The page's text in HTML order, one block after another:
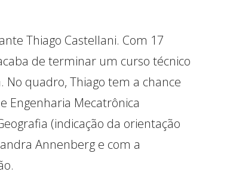
Thiago Castellani. Com 17
de terminar um curso técnico
No quadro, Thiago tem a chance
Engenharia Mecatrônica
(indicação da orientação
Annenberg e com a